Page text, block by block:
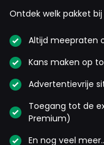
de reacties
Dit bericht is
John
9 juni
Klopt
safetycar
vergeten
Ontdek welk pakket
Altijd meepraten
Kans maken op
Advertentievrije
Toegang tot de
Premium)
En nog veel